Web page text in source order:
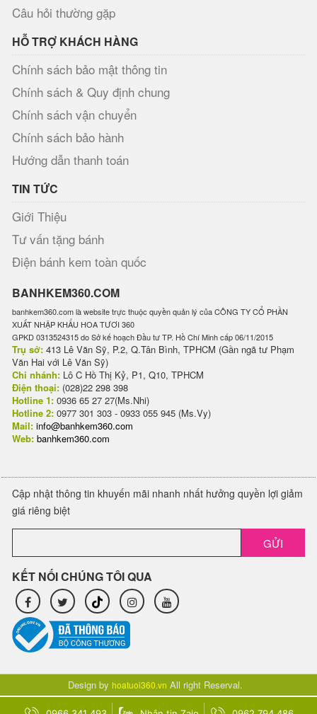
Câu hỏi thường gặp
HỖ TRỢ KHÁCH HÀNG
Chính sách bảo mật thông tin
Chính sách & Quy định chung
Chính sách vận chuyển
Chính sách bảo hành
Hướng dẫn thanh toán
TIN TỨC
Giới Thiệu
Tư vấn tặng bánh
Điện bánh kem toàn quốc
BANHKEM360.COM
banhkem360.com là website trực thuộc quyền quản lý của CÔNG TY CỔ PHẦN
XUẤT NHẬP KHẨU HOA TƯƠI 360
GPKD 0313524315 do Sở kế hoạch Đầu tư TP. Hồ Chí Minh cấp 06/11/2015
Trụ sở: 413 Lê Văn Sỹ, P.2, Q.Tân Bình, TPHCM (Gần ngã tư Phạm
Văn Hai với Lê Văn Sỹ)
Chi nhánh: Lô C Hồ Thị Kỷ, P1, Q10, TPHCM
Điện thoại: (028)22 298 398
Hotline 1: 0936 65 27 27(Ms.Nhi)
Hotline 2: 0977 301 303 - 0933 055 945 (Ms.Vy)
Mail: info@banhkem360.com
Web: banhkem360.com
Cập nhật thông tin khuyến mãi nhanh nhất hưởng quyền lợi giảm
giá riêng biệt
GỬI
KẾT NỐI CHÚNG TÔI QUA
Design by hoatuoi360.vn All right Reserval.